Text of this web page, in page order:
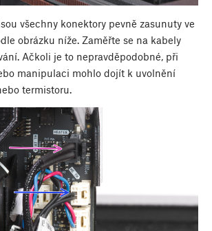
všechny konektory pevně zasunuty ve
obrázku níže. Zaměřte se na kabely
Ačkoli je to nepravděpodobné, při
manipulaci mohlo dojít k uvolnění
termistoru.